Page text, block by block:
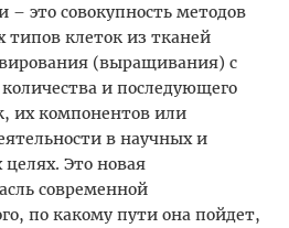
– это совокупность методов
клеток из тканей
(выращивания) с
и последующего
их компонентов или
в научных и
Это новая
современной
по какому пути она пойдет,